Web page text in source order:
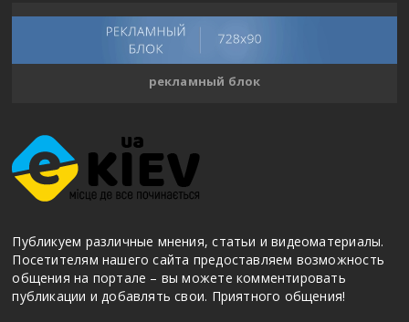
рекламный блок
Публикуем различные мнения, статьи и видеоматериалы.
Посетителям нашего сайта предоставляем возможность
общения на портале – вы можете комментировать
публикации и добавлять свои. Приятного общения!